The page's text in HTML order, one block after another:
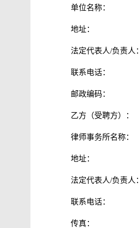
单位名称：
地址：
法定代表人/负责人：
联系电话：
邮政编码：
乙方（受聘方）：
律师事务所名称：
地址：
法定代表人/负责人：
联系电话：
传真：